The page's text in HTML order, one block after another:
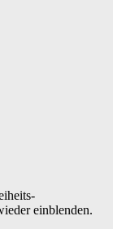
einblenden.